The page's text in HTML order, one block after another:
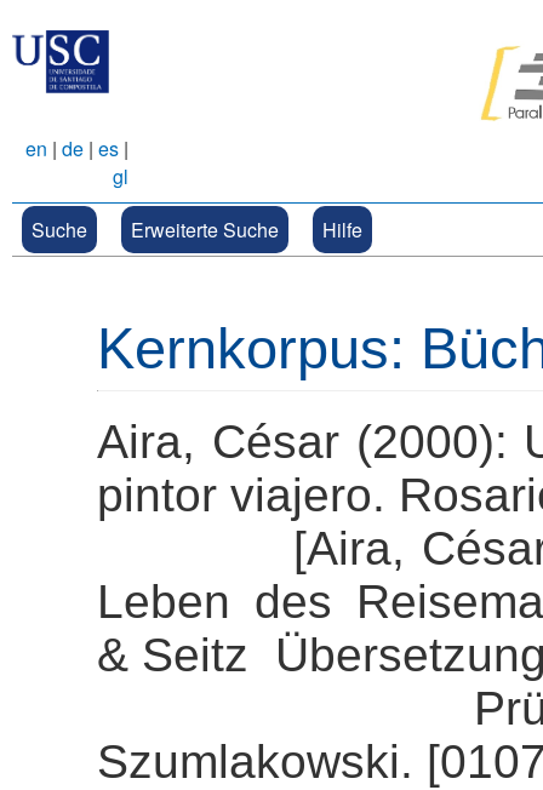
en | de | es |
gl
Suche
Erweiterte Suche Hilfe
Kernkorpus:
Aira, César (2000):
pintor viajero.
[Aira, César
Leben des
& Seitz
Prüfung
Szumlakowski.